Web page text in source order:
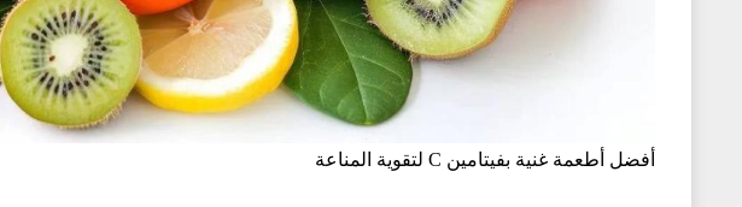
أفضل أطعمة غنية بفيتامين C لتقوية المناعة